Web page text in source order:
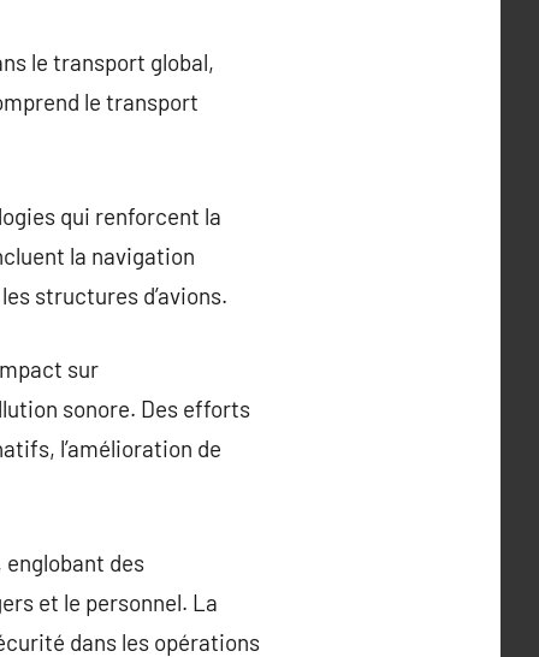
le transport global,
le transport
qui renforcent la
la navigation
structures d’avions.
sur
sonore. Des efforts
l’amélioration de
des
et le personnel. La
dans les opérations